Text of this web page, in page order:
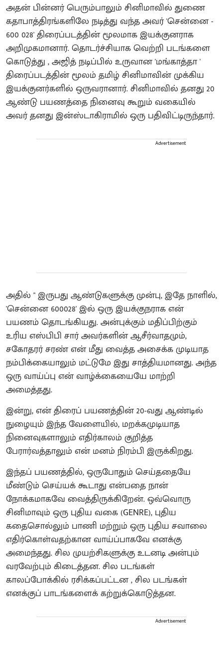
அதன் பின்னர் பெரும்பாலும் சினிமாவில் துணை
கதாபாத்திரங்களிலே நடித்து வந்த அவர் 'சென்னை -
600 028' திரைப்படத்தின் மூலமாக இயக்குனராக
அறிமுகமானார். தொடர்ச்சியாக வெற்றி படங்களை
கொடுத்து , அஜித் நடிப்பில் உருவான 'மங்காத்தா '
திரைப்படத்தின் மூலம் தமிழ் சினிமாவின் முக்கிய
இயக்குனர்களில் ஒருவரானார். சினிமாவில் தனது 20
ஆண்டு பயணத்தை நினைவு கூறும் வகையில்
அவர் தனது இன்ஸ்டாகிராமில் ஒரு பதிவிட்டிருந்தார்.
Advertisement
அதில் " ​இருபது ஆண்டுகளுக்கு முன்பு, இதே நாளில்,
'சென்னை 600028' இல் ஒரு இயக்குநராக என்
பயணம் தொடங்கியது. அன்புக்கும் மதிப்பிற்கும்
உரிய எஸ்பிபி சார் அவர்களின் ஆசீர்வாதமும்,
சகோதரர் சரண் என் மீது வைத்த அசைக்க முடியாத
நம்பிக்கையாலும் மட்டுமே இது சாத்தியமானது. அந்த
ஒரு வாய்ப்பு என் வாழ்க்கையையே மாற்றி
அமைத்தது.
இன்று, என் திரைப் பயணத்தின் 20-வது ஆண்டில்
நுழையும் இந்த வேளையில், மறக்கமுடியாத
நினைவுகளாலும் எதிர்காலம் குறித்த
பேரார்வத்தாலும் என் மனம் நிரம்பி இருக்கிறது.
​இந்தப் பயணத்தில், ஒருபோதும் செய்ததையே
மீண்டும் செய்யக் கூடாது என்பதை நான்
நோக்கமாகவே வைத்திருக்கிறேன். ஒவ்வொரு
சினிமாவும் ஒரு புதிய வகை (GENRE), புதிய
கதைசொல்லும் பாணி மற்றும் ஒரு புதிய சவாலை
எதிர்கொள்வதற்கான வாய்ப்பாகவே எனக்கு
அமைந்தது. சில முயற்சிகளுக்கு உடனடி அன்பும்
வரவேற்பும் கிடைத்தன. சில படங்கள்
காலப்போக்கில் ரசிக்கப்பட்டன , சில படங்கள்
எனக்குப் பாடங்களைக் கற்றுக்கொடுத்தன.
Advertisement